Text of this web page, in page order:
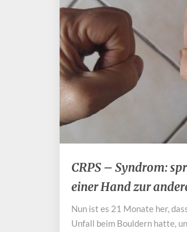
CRPS
–
Syndrom:
es
von
CRPS – Syndrom:
einer Hand zur
Nun ist es 21 Monate her,
Unfall beim Bouldern hatte,